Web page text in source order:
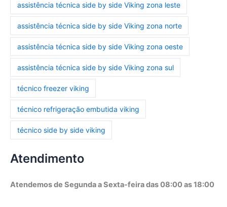
assistência técnica side by side Viking zona leste
assistência técnica side by side Viking zona norte
assistência técnica side by side Viking zona oeste
assistência técnica side by side Viking zona sul
técnico freezer viking
técnico refrigeração embutida viking
técnico side by side viking
Atendimento
Atendemos de Segunda a Sexta-feira das 08:00 as 18:00